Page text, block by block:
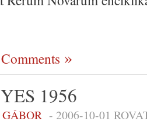
1956
- 2006-10-01